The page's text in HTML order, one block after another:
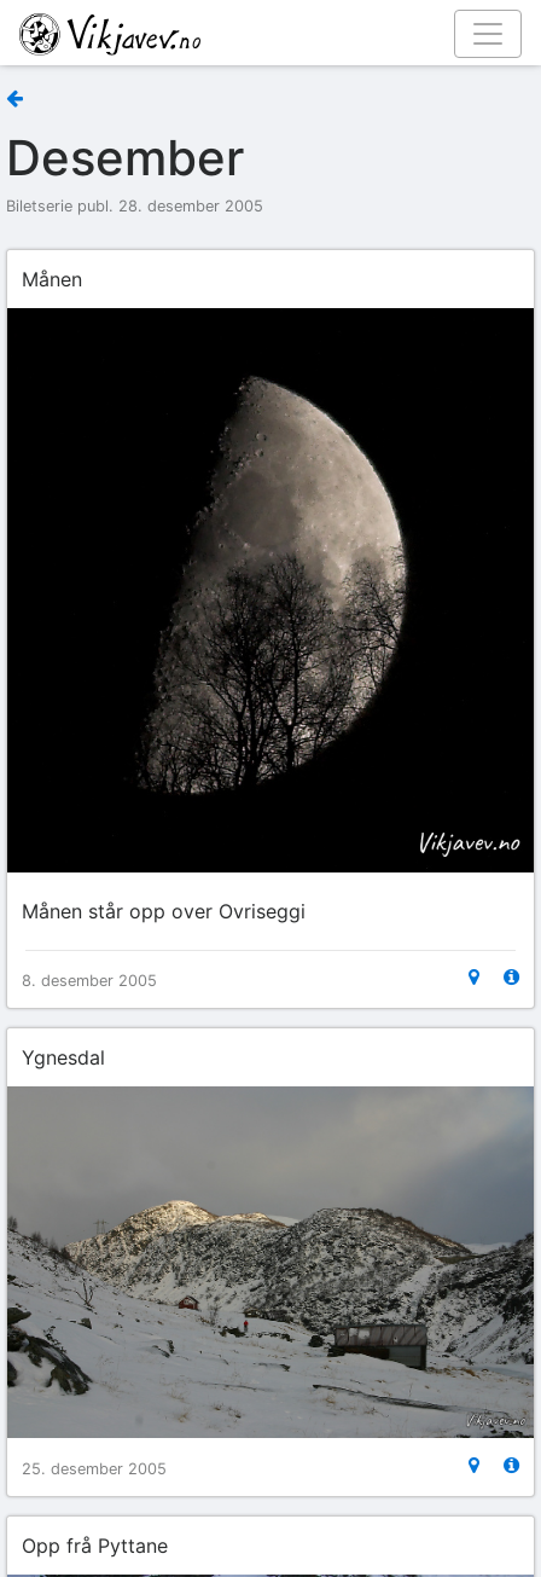
Desember
Biletserie publ. 28. desember 2005
Månen
Månen står opp over Ovriseggi
8. desember 2005
Ygnesdal
25. desember 2005
Opp frå Pyttane